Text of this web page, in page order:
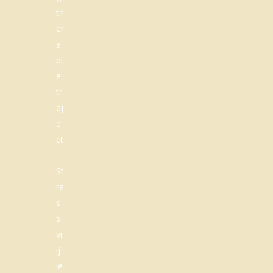
th
er
a
pi
e
tr
aj
e
ct
:
St
re
s
s
vr
ij
le